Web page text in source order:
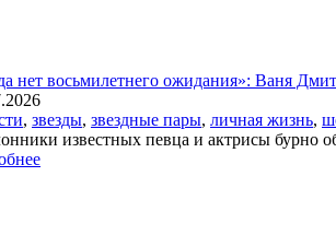
нет восьмилетнего ожидания»: Ваня
, звезды, звездные пары, личная жизнь,
известных певца и актрисы бурно